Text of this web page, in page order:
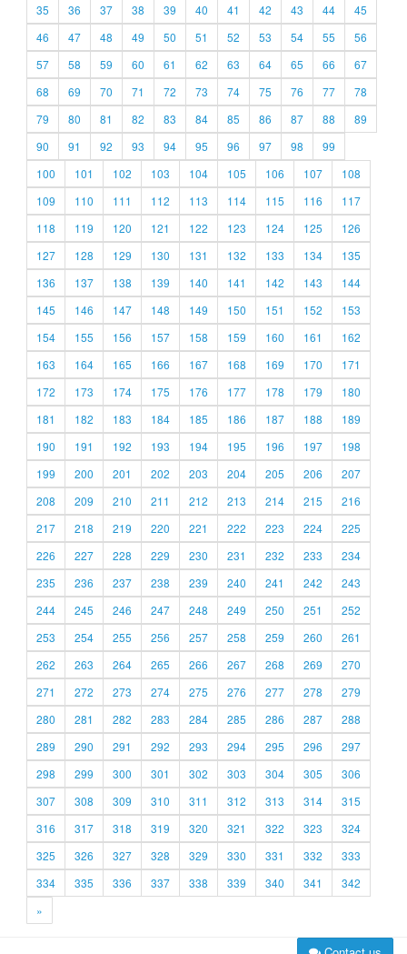
35
36 37 38 39 40 41 42 43 44
45
46
47 48 49 50 51 52 53 54 55
56
57
58 59 60 61 62 63 64 65 66
67
68
69 70 71 72 73 74 75 76 77
78
79
80 81 82 83 84 85 86 87 88
89
90
91 92 93 94 95 96 97 98
99
100
101 102 103 104 105 106 107
108
109
110 111 112 113 114 115 116
117
118
119 120 121 122 123 124 125
126
127
128 129 130 131 132 133 134
135
136
137 138 139 140 141 142 143
144
145
146 147 148 149 150 151 152
153
154
155 156 157 158 159 160 161
162
163
164 165 166 167 168 169 170
171
172
173 174 175 176 177 178 179
180
181
182 183 184 185 186 187 188
189
190
191 192 193 194 195 196 197
198
199
200 201 202 203 204 205 206
207
208
209 210 211 212 213 214 215
216
217
218 219 220 221 222 223 224
225
226
227 228 229 230 231 232 233
234
235
236 237 238 239 240 241 242
243
244
245 246 247 248 249 250 251
252
253
254 255 256 257 258 259 260
261
262
263 264 265 266 267 268 269
270
271
272 273 274 275 276 277 278
279
280
281 282 283 284 285 286 287
288
289
290 291 292 293 294 295 296
297
298
299 300 301 302 303 304 305
306
307
308 309 310 311 312 313 314
315
316
317 318 319 320 321 322 323
324
325
326 327 328 329 330 331 332
333
334
335 336 337 338 339 340 341
342
»